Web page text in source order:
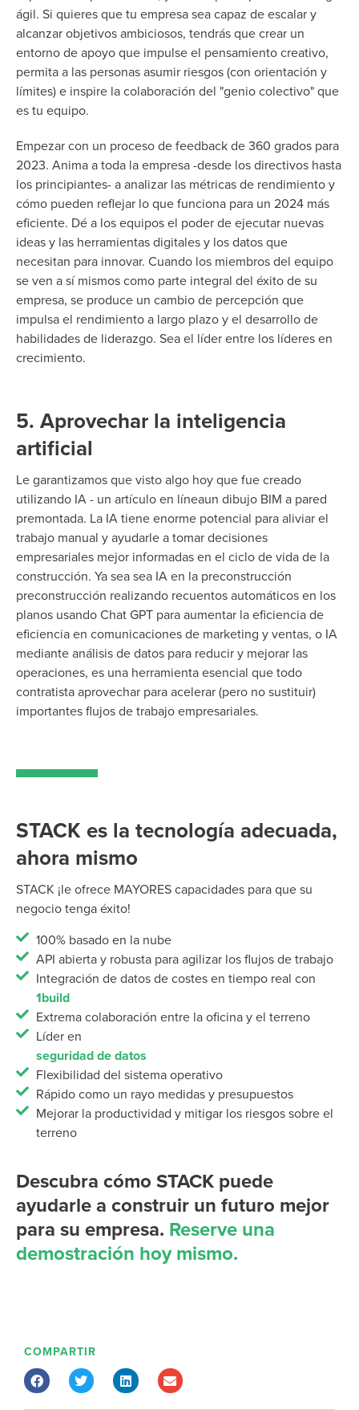
ágil. Si quieres que tu empresa sea capaz de escalar y
alcanzar objetivos ambiciosos, tendrás que crear un
entorno de apoyo que impulse el pensamiento creativo,
permita a las personas asumir riesgos (con orientación y
límites) e inspire la colaboración del "genio colectivo" que
es tu equipo.
Empezar con un proceso de feedback de 360 grados para
2023. Anima a toda la empresa -desde los directivos hasta
los principiantes- a analizar las métricas de rendimiento y
cómo pueden reflejar lo que funciona para un 2024 más
eficiente. Dé a los equipos el poder de ejecutar nuevas
ideas y las herramientas digitales y los datos que
necesitan para innovar. Cuando los miembros del equipo
se ven a sí mismos como parte integral del éxito de su
empresa, se produce un cambio de percepción que
impulsa el rendimiento a largo plazo y el desarrollo de
habilidades de liderazgo. Sea el líder entre los líderes en
crecimiento.
5. Aprovechar la inteligencia
artificial
Le garantizamos que visto algo hoy que fue creado
utilizando IA - un artículo en líneaun dibujo BIM a pared
premontada. La IA tiene enorme potencial para aliviar el
trabajo manual y ayudarle a tomar decisiones
empresariales mejor informadas en el ciclo de vida de la
construcción. Ya sea sea IA en la preconstrucción
preconstrucción realizando recuentos automáticos en los
planos usando Chat GPT para aumentar la eficiencia de
eficiencia en comunicaciones de marketing y ventas, o IA
mediante análisis de datos para reducir y mejorar las
operaciones, es una herramienta esencial que todo
contratista aprovechar para acelerar (pero no sustituir)
importantes flujos de trabajo empresariales.
STACK es la tecnología adecuada,
ahora mismo
STACK ¡le ofrece MAYORES capacidades para que su
negocio tenga éxito!
100% basado en la nube
API abierta y robusta para agilizar los flujos de trabajo
Integración de datos de costes en tiempo real con
1build
Extrema colaboración entre la oficina y el terreno
Líder en
seguridad de datos
Flexibilidad del sistema operativo
Rápido como un rayo medidas y presupuestos
Mejorar la productividad y mitigar los riesgos sobre el
terreno
Descubra cómo STACK puede
ayudarle a construir un futuro mejor
para su empresa. Reserve una
demostración hoy mismo.
COMPARTIR